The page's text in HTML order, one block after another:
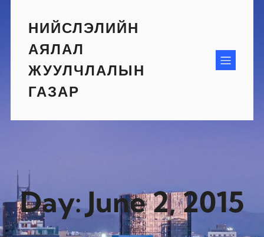
contentНИЙСЛЭЛИЙН
АЯЛАЛ
ЖУУЛЧЛАЛЫН
ГАЗАР
Day:June 2, 2015